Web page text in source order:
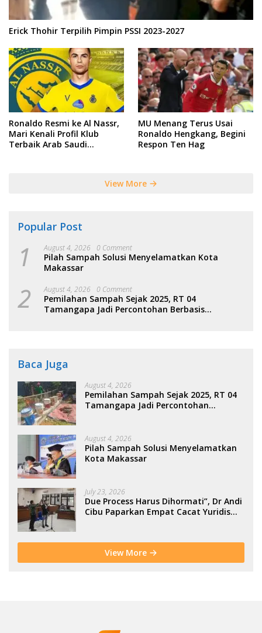
Erick Thohir Terpilih Pimpin PSSI 2023-2027
Ronaldo Resmi ke Al Nassr,
Mari Kenali Profil Klub
Terbaik Arab Saudi
MU Menang Terus Usai
Ronaldo Hengkang, Begini
Respon Ten Hag
View More
Popular Post
1 August 4, 2026 0 Comment
Pilah Sampah Solusi Menyelamatkan Kota
Makassar
2 August 4, 2026 0 Comment
Pemilahan Sampah Sejak 2025, RT 04
Tamangapa Jadi Percontohan Berbasis
Baca Juga
August 4, 2026
Pemilahan Sampah Sejak 2025, RT 04
Tamangapa Jadi Percontohan
August 4, 2026
Pilah Sampah Solusi Menyelamatkan
Kota Makassar
July 23, 2026
Due Process Harus Dihormati”, Dr Andi
Cibu Paparkan Empat Cacat Yuridis
View More